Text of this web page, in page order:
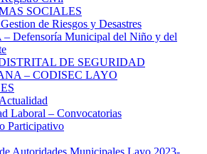
SOCIALES
de Riesgos y Desastres
Defensoría Municipal del Niño y del
DE SEGURIDAD
– CODISEC LAYO
Laboral – Convocatorias
Participativo